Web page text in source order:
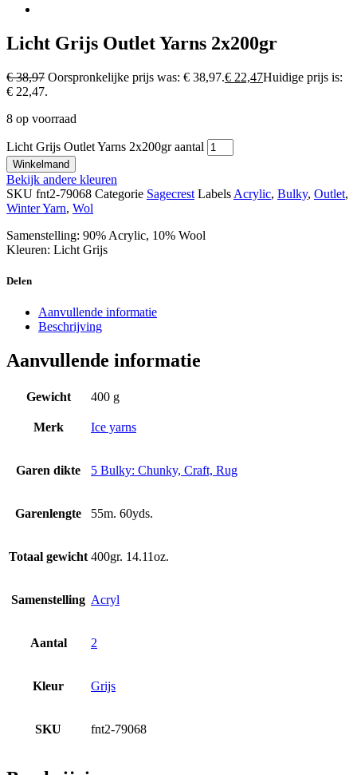
Licht Grijs Outlet Yarns 2x200gr
€38,97 Oorspronkelijke prijs was: € 38,97.€ 22,47Huidige prijs is:
€ 22,47.
8 op voorraad
Licht Grijs Outlet Yarns 2x200gr aantal
Winkelmand
Bekijk andere kleuren
SKU fnt2-79068 Categorie Sagecrest Labels Acrylic, Bulky, Outlet,
Winter Yarn, Wol
Samenstelling: 90% Acrylic, 10% Wool
Kleuren: Licht Grijs
Delen
Aanvullende informatie
Beschrijving
Aanvullende informatie
Gewicht 400 g
Merk Ice yarns
Garen dikte 5 Bulky: Chunky, Craft, Rug
Garenlengte 55m. 60yds.
Totaal gewicht 400gr. 14.11oz.
Samenstelling Acryl
Aantal 2
Kleur Grijs
SKU fnt2-79068